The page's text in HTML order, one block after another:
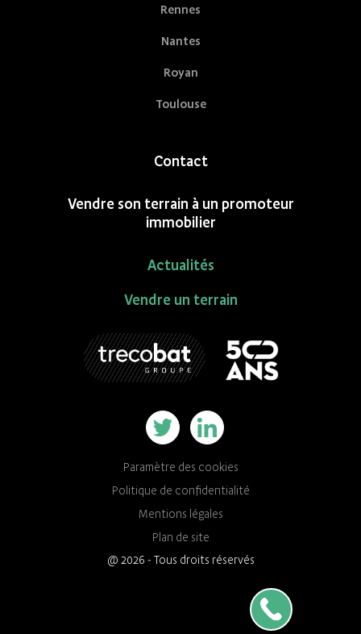
Parlons de votre
Rennes
Nantes
Royan
Toulouse
Contact
Vendre son terrain à un promoteur
immobilier
Actualités
Vendre un terrain
Paramètre des cookies
Politique de confidentialité
Mentions légales
Plan de site
@ 2026 - Tous droits réservés